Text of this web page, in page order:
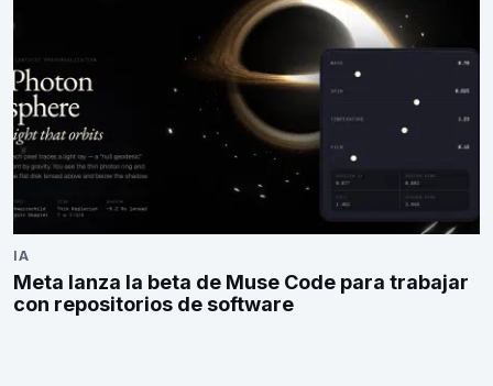
IA
Meta lanza la beta de Muse Code para trabajar
con repositorios de software